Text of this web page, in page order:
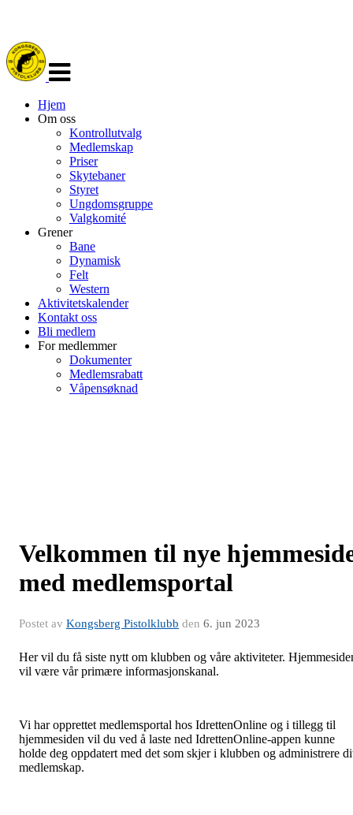
navigasjon
Hjem
Om oss
Kontrollutvalg
Medlemskap
Priser
Skytebaner
Styret
Ungdomsgruppe
Valgkomité
Grener
Bane
Dynamisk
Felt
Western
Aktivitetskalender
Kontakt oss
Bli medlem
For medlemmer
Dokumenter
Medlemsrabatt
Våpensøknad
Velkommen til nye
med medlemsportal
Postet av Kongsberg Pistolklubb den 6. jun 2023
Her vil du få siste nytt om klubben og våre aktiviteter.
vil være vår primære informasjonskanal.
Vi har opprettet medlemsportal hos IdrettenOnline og i tillegg til
hjemmesiden vil du ved å laste ned IdrettenOnline-appen kunne
holde deg oppdatert med det som skjer i klubben og administrere
medlemskap.